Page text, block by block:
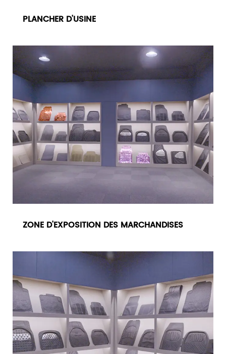
PLANCHER D'USINE
ZONE D'EXPOSITION DES MARCHANDISES